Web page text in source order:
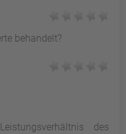
behandelt?
des